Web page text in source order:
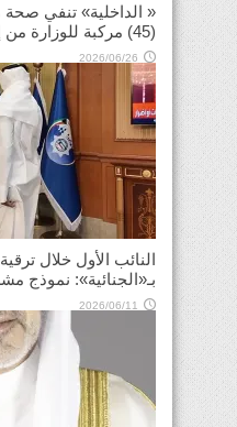
« الداخلية» تنفي صحة
(45) مركبة للوزارة من إحدى الدول
2026/06/26
بـ«الجنائية»: نموذج
2026/06/11